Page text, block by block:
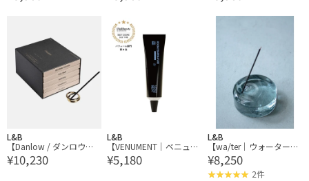
L&B
【Danlow / ダンロウ】
ブックオブインセンスス
ティックス no.1
¥10,230
L&B
【VENUMENT｜ベニュメ
ント】SOLID PERFUME R
OOM TEMPERATURE ソ
¥5,180
L&B
【wa/ter｜ウォーター】I
NCENSE STAND インセン
ススタンド 75φ
¥8,250
2件